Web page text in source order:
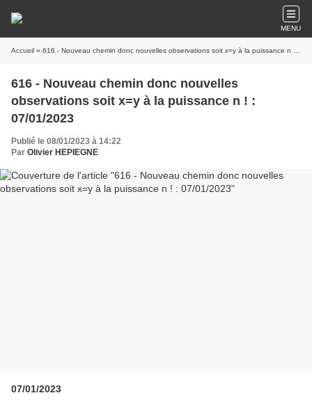
MENU
Accueil » 616 - Nouveau chemin donc nouvelles observations soit x=y à la puissance n ! : 07/01/2023
616 - Nouveau chemin donc nouvelles
observations soit x=y à la puissance n ! :
07/01/2023
Publié le 08/01/2023 à 14:22
Par Olivier HEPIEGNE
07/01/2023